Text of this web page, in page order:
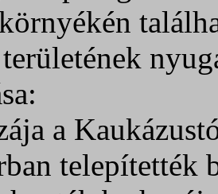
a
telepítették